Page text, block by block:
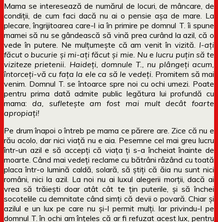
Mama se interesează de numărul de locuri, de mâncare, de
condiții, de cum faci dacă nu ai o pensie așa de mare. La
plecare, îngrijitoarea care-l ia în primire pe domnul T. îi spune
mamei să nu se gândească să vină prea curând la azil, că o
vede în putere. Ne mulțumește că am venit în vizită. I-ați
făcut o bucurie și mi-ați făcut și mie. Nu e lucru puțin să te
viziteze prietenii. Haideți, domnule T., nu plângeți acum,
întorceți-vă cu fața la ele ca să le vedeți. Promitem să mai
venim. Domnul T. se întoarce spre noi cu ochi umezi. Poate
pentru prima dată admite public legătura lui profundă cu
mama: da, sufletește am fost mai mult decât foarte
apropiați!
Pe drum înapoi o întreb pe mama ce părere are. Zice că nu e
rău acolo, dar nici viață nu e aia. Pesemne cel mai greu lucru
într-un azil e să accepți că viața ți s-a încheiat înainte de
moarte. Când mai vedeți reclame cu bătrâni râzând cu toată
placa într-o lumină caldă, solară, să știți că ăia nu sunt nici
români, nici la azil. La noi nu ai luxul alegerii morții, dacă ai
vrea să trăiești doar atât cât te țin puterile, și să închei
socotelile cu demnitate când simți că devii o povară. Chiar și
azilul e un lux pe care nu și-l permit mulți. Iar privindu-l pe
domnul T. în ochi am înțeles că ar fi refuzat acest lux, pentru